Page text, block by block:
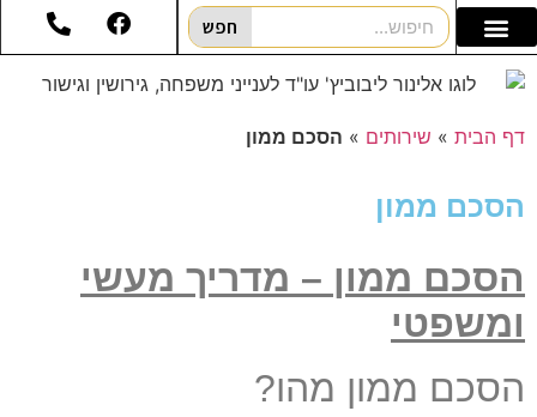
חפש
דף הבית » שירותים » הסכם ממון
הסכם ממון
הסכם ממון – מדריך מעשי
ומשפטי
הסכם ממון מהו?